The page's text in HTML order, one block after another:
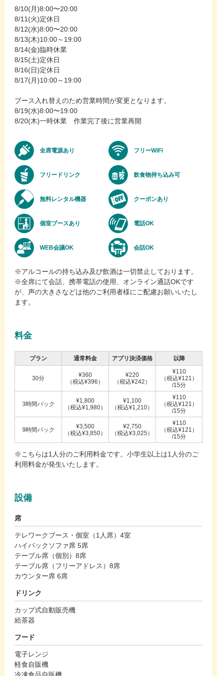
8/10(月)8:00〜20:00
8/11(火)定休日
8/12(水)8:00〜20:00
8/13(木)10:00～19:00
8/14(金)臨時休業
8/15(土)定休日
8/16(日)定休日
8/17(月)10:00～19:00
ブース入れ替えのため営業時間が変更となります。
8/19(水)8:00〜19:00
8/20(木)一時休業 作業完了後に営業再開
全席電源あり フリーWiFi
フリードリンク 飲食物持ち込み可
無料レンタル機器 クーポンあり
個室ブースあり 電話OK
WEB会議OK 会話OK
※アルコールの持ち込み及び飲酒は一切禁止しております。
※全席にて会話、携帯電話の使用、オンライン通話OKです
が、声の大きさなどは他のご利用者様にご配慮お願いいたし
ます。
料金
プラン 通常料金 アプリ決済価格 以降
30分
¥360
（税込¥396）
¥220
（税込¥242）
¥110
（税込¥121）
/15分
3時間パック
¥1,800
（税込¥1,980）
¥1,100
（税込¥1,210）
¥110
（税込¥121）
/15分
9時間パック
¥3,500
（税込¥3,850）
¥2,750
（税込¥3,025）
¥110
（税込¥121）
/15分
※こちらは1人分のご利用料金です。小学生以上は1人分のご
利用料金が発生いたします。
設備
席
テレワークブース・個室（1人席）4室
ハイバックソファ席 5席
テーブル席（個別）8席
テーブル席（フリーアドレス）8席
カウンター席 6席
ドリンク
カップ式自動販売機
給茶器
フード
電子レンジ
軽食自販機